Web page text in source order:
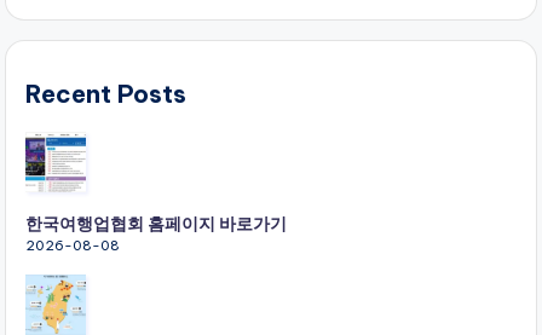
Recent Posts
한국여행업협회 홈페이지 바로가기
2026-08-08